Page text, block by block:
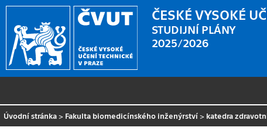
ČESKÉ VYSOKÉ
STUDIJNÍ PLÁNY
2025/2026
Úvodní stránka > Fakulta biomedicínského inženýrství > katedra